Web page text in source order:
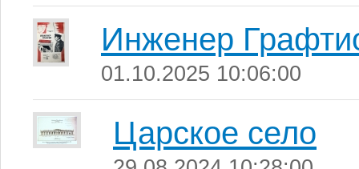
Инженер
01.10.2025 10:06:00
Царское село